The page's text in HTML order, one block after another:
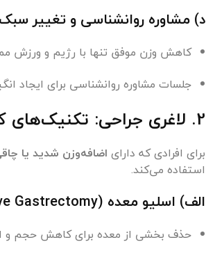
د) مشاوره روانشناسی و تغییر
کاهش وزن موفق تنها با رژیم و ورزش
جلسات مشاوره روانشناسی برای ایجاد
2. لاغری جراحی: تکنیک‌های کم‌تهاجمی و پیشرفته
برای افرادی که دارای اضافه‌وزن شدید یا
استفاده می‌کند.
الف) اسلیو معده (Sleeve Gastrectomy)
حذف بخشی از معده برای کاهش حجم و